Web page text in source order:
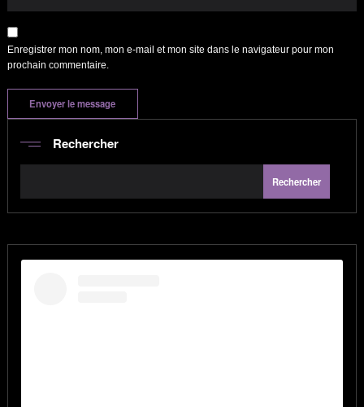
Enregistrer mon nom, mon e-mail et mon site dans le navigateur pour mon
prochain commentaire.
Rechercher
Rechercher